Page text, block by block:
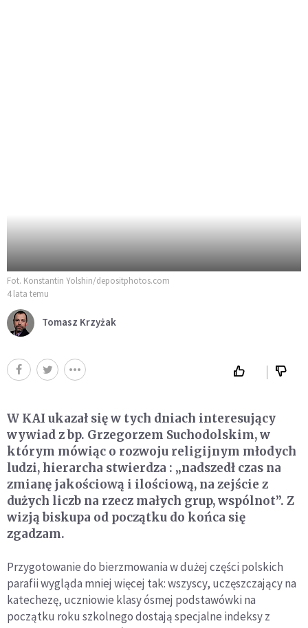
Fot. Konstantin Yolshin/depositphotos.com
4 lata temu
Tomasz Krzyżak
W KAI ukazał się w tych dniach interesujący
wywiad z bp. Grzegorzem Suchodolskim, w
którym mówiąc o rozwoju religijnym młodych
ludzi, hierarcha stwierdza : „nadszedł czas na
zmianę jakościową i ilościową, na zejście z
dużych liczb na rzecz małych grup, wspólnot”. Z
wizją biskupa od początku do końca się
zgadzam.
Przygotowanie do bierzmowania w dużej części polskich
parafii wygląda mniej więcej tak: wszyscy, uczęszczający na
katechezę, uczniowie klasy ósmej podstawówki na
początku roku szkolnego dostają specjalne indeksy z